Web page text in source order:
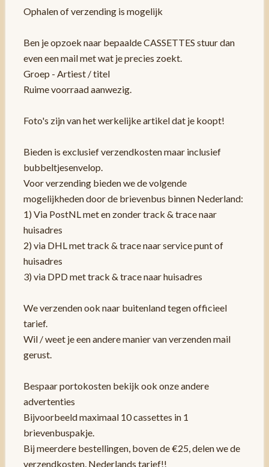
Ophalen of verzending is mogelijk
Ben je opzoek naar bepaalde CASSETTES stuur dan
even een mail met wat je precies zoekt.
Groep - Artiest / titel
Ruime voorraad aanwezig.
Foto's zijn van het werkelijke artikel dat je koopt!
Bieden is exclusief verzendkosten maar inclusief
bubbeltjesenvelop.
Voor verzending bieden we de volgende
mogelijkheden door de brievenbus binnen Nederland:
1) Via PostNL met en zonder track & trace naar
huisadres
2) via DHL met track & trace naar service punt of
huisadres
3) via DPD met track & trace naar huisadres
We verzenden ook naar buitenland tegen officieel
tarief.
Wil / weet je een andere manier van verzenden mail
gerust.
Bespaar portokosten bekijk ook onze andere
advertenties
Bijvoorbeeld maximaal 10 cassettes in 1
brievenbuspakje.
Bij meerdere bestellingen, boven de €25, delen we de
verzendkosten, Nederlands tarief!!